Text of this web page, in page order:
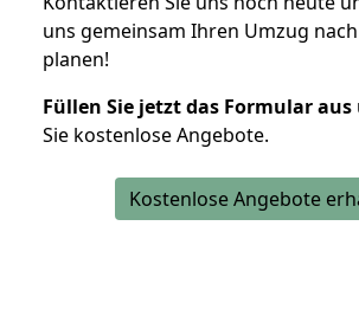
uns gemeinsam Ihren Umzug
planen!
Füllen Sie jetzt das Formular aus
Sie kostenlose Angebote.
Kostenlose Angebote